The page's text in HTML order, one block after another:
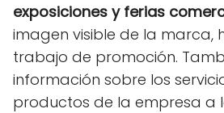
exposiciones y ferias
imagen visible de la marca,
trabajo de promoción.
información sobre los
productos de la empresa a